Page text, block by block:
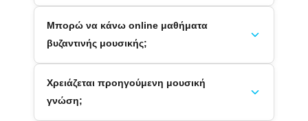
Μπορώ να κάνω online μαθήματα
βυζαντινής μουσικής;
Χρειάζεται προηγούμενη μουσική
γνώση;